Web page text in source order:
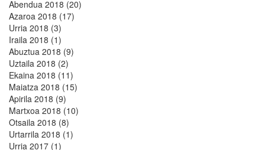
Abendua 2018 (20)
Azaroa 2018 (17)
Urria 2018 (3)
Iraila 2018 (1)
Abuztua 2018 (9)
Uztaila 2018 (2)
Ekaina 2018 (11)
Maiatza 2018 (15)
Apirila 2018 (9)
Martxoa 2018 (10)
Otsaila 2018 (8)
Urtarrila 2018 (1)
Urria 2017 (1)